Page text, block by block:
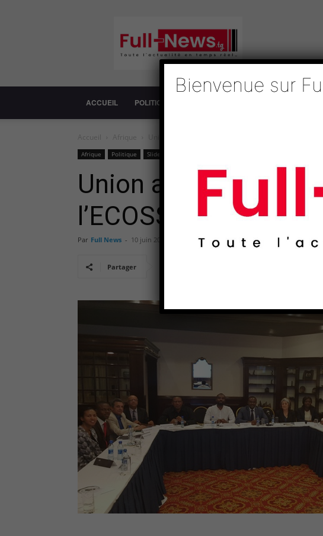
News
ACCUEIL POLITIQUE
Accueil Afrique
Afrique Politique Slide
Union africaine : vers
l’ECOSSOC
Par Full News - 10 juin 2016
Partager
Bienvenue sur